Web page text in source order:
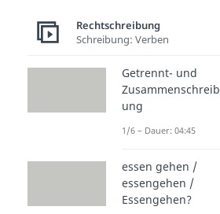
Rechtschreibung
Schreibung: Verben
Getrennt- und
Zusammenschreib
ung
1/6 – Dauer: 04:45
essen gehen /
essengehen /
Essengehen?